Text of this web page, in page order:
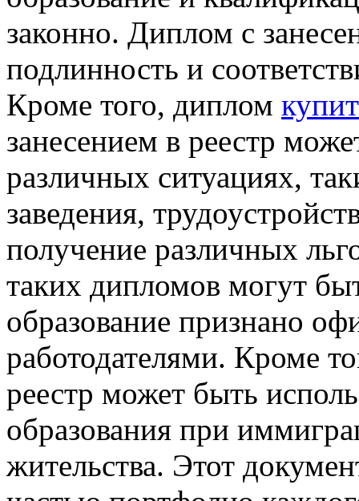
законно. Диплом с
подлинность и
Кроме того, диплом
занесением в реестр
различных ситуациях,
заведения,
получение различных
таких дипломов могут
образование признано
работодателями. Кроме
реестр может быть
образования при
жительства. Этот